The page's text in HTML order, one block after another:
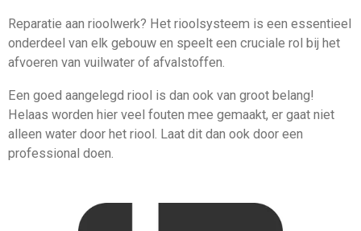
Reparatie aan rioolwerk? Het rioolsysteem is een essentieel
onderdeel van elk gebouw en speelt een cruciale rol bij het
afvoeren van vuilwater of afvalstoffen.
Een goed aangelegd riool is dan ook van groot belang!
Helaas worden hier veel fouten mee gemaakt, er gaat niet
alleen water door het riool. Laat dit dan ook door een
professional doen.